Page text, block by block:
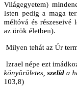
Világegyetem)
Isten pedig a maga
méltóvá és részeseivé
az örök életben).
Milyen tehát az Úr
Izrael népe ezt
könyörületes, szelíd a
103,8)